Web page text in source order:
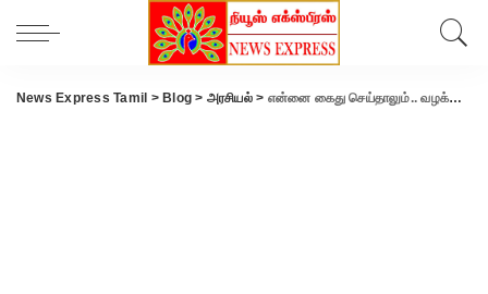
News Express Tamil > Blog > அரசியல்> என்னை கைது செய்தாலும்.. வழக்கு தொடர்ந்தாலும் சந்திக்க தயார்-அண்ணாமலை ஆவேச பேச்சு.!!